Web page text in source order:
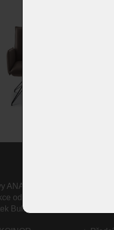
ANAGA – elegantní
od OLTY
Bullfrog